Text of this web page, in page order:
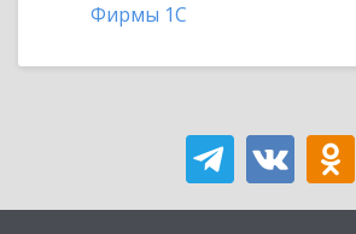
Фирмы 1С